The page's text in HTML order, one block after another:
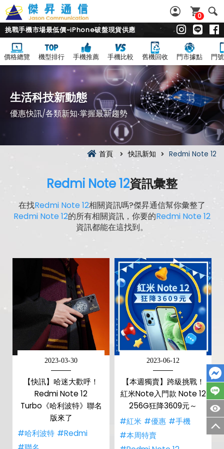
0
挑戰手機市場最低價~iPhone破盤現貨供應
價格總覽 機型排行 手機推薦 手機比較 舊機回收 門市據點 門
生活科技新動態
優惠快訊/各類新知‧掌握最新趨勢
首頁 快訊新知 Redmi Note 12
Redmi Note 12資訊彙整
在找Redmi Note 12相關資訊嗎?傑昇通信幫你彙整了
Redmi Note 12的所有相關資訊，你要的Redmi Note 12
資訊都能在這找到。
2023-03-30
【快訊】哈迷大歡呼！
Redmi Note 12
Turbo《哈利波特》聯名
版來了
#哈利波特 #Redmi
2023-06-12
【本週獨賣】跨級挑戰！
紅米Note入門款 Note 12
256G狂降3609元～
#紅米 #優惠 #手機
#本周特賣